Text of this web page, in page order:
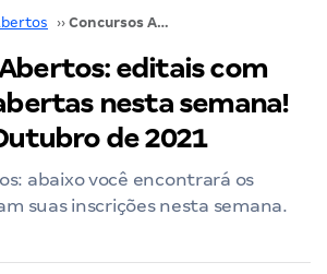
›› Concursos Abertos: editais com inscrições abertas nesta semana! 18 a 21 de Outubro de 2021
editais com
nesta semana!
de 2021
abaixo você encontrará os
suas inscrições nesta semana.